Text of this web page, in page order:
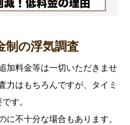
制の浮気調査
加料金等は一切いただきませ
力はもちろんですが、タイミ
す。
不十分な場合もあります。